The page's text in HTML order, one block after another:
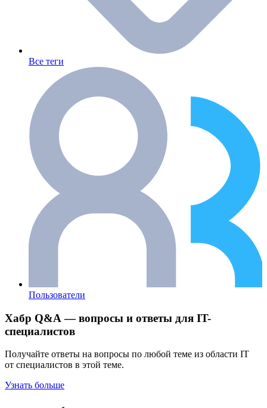
Все теги
Пользователи
Хабр Q&A — вопросы и ответы для IT-
специалистов
Получайте ответы на вопросы по любой теме из области IT
от специалистов в этой теме.
Узнать больше